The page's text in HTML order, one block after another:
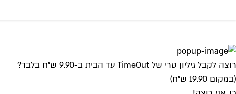
רוצה לקבל גיליון טרי של TimeOut עד הבית ב-9.90 ש"ח בלבד?
(במקום 19.90 ש"ח)